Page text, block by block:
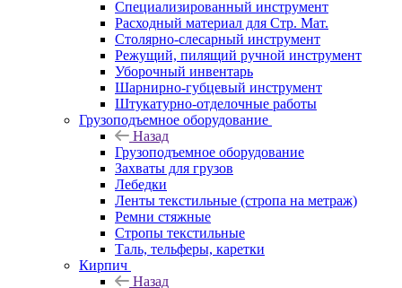
Специализированный инструмент
Расходный материал для Стр. Мат.
Столярно-слесарный инструмент
Режущий, пилящий ручной инструмент
Уборочный инвентарь
Шарнирно-губцевый инструмент
Штукатурно-отделочные работы
Грузоподъемное оборудование
Назад
Грузоподъемное оборудование
Захваты для грузов
Лебедки
Ленты текстильные (стропа на метраж)
Ремни стяжные
Стропы текстильные
Таль, тельферы, каретки
Кирпич
Назад